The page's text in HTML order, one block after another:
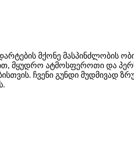
მქონე
მყუდრო ატმოსფეროთი და
ჩვენი გუნდი მუდმივად